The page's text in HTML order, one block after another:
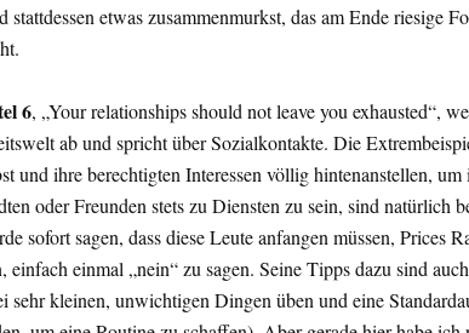
stattdessen etwas zusammenmurkst, das am Ende riesige
6, „Your relationships should not leave you exhausted“,
ab und spricht über Sozialkontakte. Die
und ihre berechtigten Interessen völlig hintenanstellen,
oder Freunden stets zu Diensten zu sein, sind natürlich
sofort sagen, dass diese Leute anfangen müssen, Prices
einfach einmal „nein“ zu sagen. Seine Tipps dazu sind
sehr kleinen, unwichtigen Dingen üben und eine